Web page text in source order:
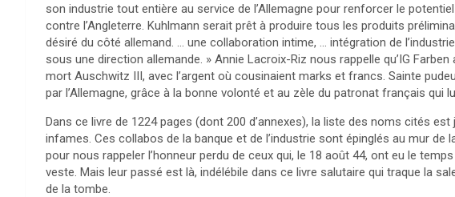
son industrie tout entière au service de l’Allemagne pour renforcer le
contre l’Angleterre. Kuhlmann serait prêt à produire tous les produits
désiré du côté allemand. … une collaboration intime, … intégration de
sous une direction allemande. » Annie Lacroix-Riz nous rappelle qu’IG
mort Auschwitz III, avec l’argent où cousinaient marks et francs. Sainte
par l’Allemagne, grâce à la bonne volonté et au zèle du patronat français qui
Dans ce livre de 1224 pages (dont 200 d’annexes), la liste des noms cités
infames. Ces collabos de la banque et de l’industrie sont épinglés au mur de
pour nous rappeler l’honneur perdu de ceux qui, le 18 août 44, ont eu le
veste. Mais leur passé est là, indélébile dans ce livre salutaire qui traque la
de la tombe.